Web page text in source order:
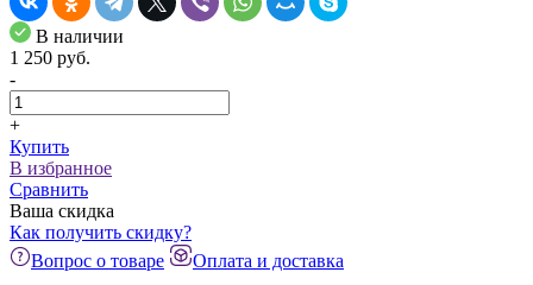
В наличии
1 250 pуб.
-
+
Купить
В избранное
Сравнить
Ваша скидка
Как получить скидку?
Вопрос о товаре
Оплата и доставка